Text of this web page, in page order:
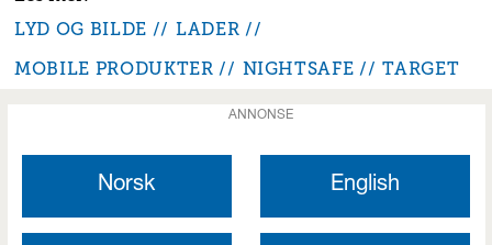
LYD OG BILDE
LADER
MOBILE PRODUKTER
NIGHTSAFE TARGET
ANNONSE
Norsk English